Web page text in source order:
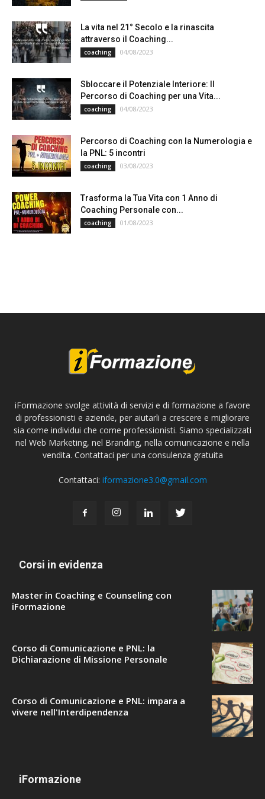
La vita nel 21° Secolo e la rinascita
attraverso il Coaching...
coaching 04/08/2023
Sbloccare il Potenziale Interiore: Il
Percorso di Coaching per una Vita...
coaching 04/08/2023
Percorso di Coaching con la Numerologia e
la PNL: 5 incontri
coaching 03/08/2023
Trasforma la Tua Vita con 1 Anno di
Coaching Personale con...
coaching 01/08/2023
iFormazione svolge attività di servizi e di formazione a favore
di professionisti e aziende, per aiutarli a crescere e migliorare
sia come individui che come professionisti. Siamo specializzati
nel Web Marketing, nel Branding, nella comunicazione e nella
vendita. Contattaci per una consulenza gratuita
Contattaci: iformazione3.0@gmail.com
Corsi in evidenza
Master in Coaching e Counseling con
iFormazione
Corso di Comunicazione e PNL: la
Dichiarazione di Missione Personale
Corso di Comunicazione e PNL: impara a
vivere nell'Interdipendenza
iFormazione